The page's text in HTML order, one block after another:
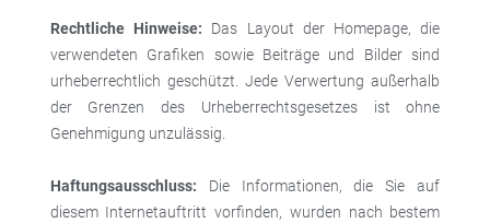
Rechtliche Hinweise: Das Layout der Homepage, die
verwendeten Grafiken sowie Beiträge und Bilder sind
urheberrechtlich geschützt. Jede Verwertung außerhalb
der Grenzen des Urheberrechtsgesetzes ist ohne
Genehmigung unzulässig.
Haftungsausschluss: Die Informationen, die Sie auf
diesem Internetauftritt vorfinden, wurden nach bestem